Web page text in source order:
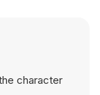
character